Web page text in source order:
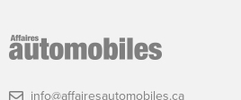
info@affairesautomobiles.ca